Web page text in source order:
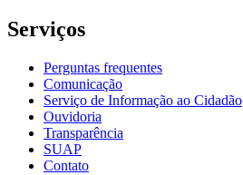
Serviços
Perguntas frequentes
Comunicação
Serviço de Informação ao Cidadão
Ouvidoria
Transparência
SUAP
Contato